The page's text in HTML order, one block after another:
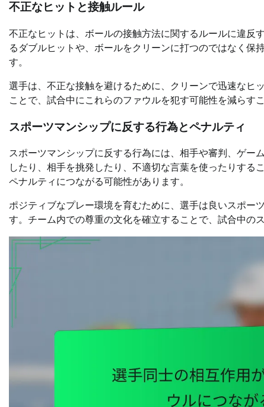
不正なヒットと接触ルール
不正なヒットは、ボールの接触方法に関するルールに違反
るダブルヒットや、ボールをクリーンに打つのではなく保
す。
選手は、不正な接触を避けるために、クリーンで迅速なヒ
ことで、試合中にこれらのファウルを犯す可能性を減らす
スポーツマンシップに反する行為とペナルティ
スポーツマンシップに反する行為には、相手や審判、ゲー
したり、相手を挑発したり、不適切な言葉を使ったりす
ペナルティにつながる可能性があります。
ポジティブなプレー環境を育むために、選手は良いスポー
す。チーム内での尊重の文化を確立することで、試合中の